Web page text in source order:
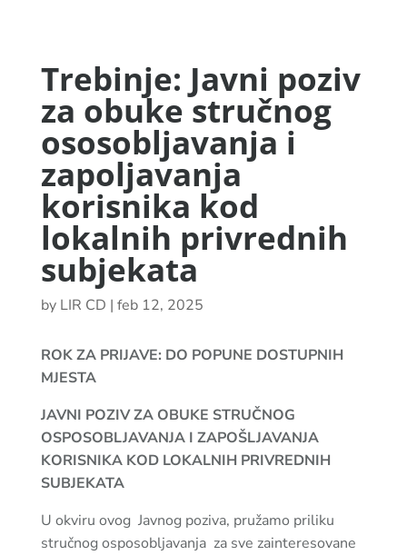
Trebinje: Javni poziv
za obuke stručnog
ososobljavanja i
zapoljavanja
korisnika kod
lokalnih privrednih
subjekata
by LIR CD | feb 12, 2025
ROK ZA PRIJAVE: DO POPUNE DOSTUPNIH
MJESTA
JAVNI POZIV ZA OBUKE STRUČNOG
OSPOSOBLJAVANJA I ZAPOŠLJAVANJA
KORISNIKA KOD LOKALNIH PRIVREDNIH
SUBJEKATA
U okviru ovog Javnog poziva, pružamo priliku
stručnog osposobljavanja za sve zainteresovane